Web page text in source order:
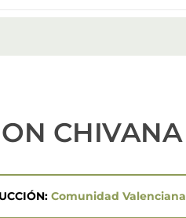
CHIVANA
Comunidad Valenciana